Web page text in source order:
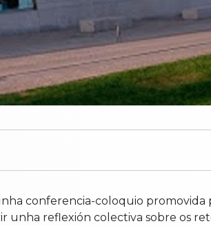
conferencia-coloquio promovida
unha reflexión colectiva sobre os